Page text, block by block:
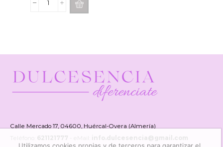
Spray
Difusor
et
Vert
100ml
cantidad
Calle Mercado 17, 04600, Huércal-Overa (Almería)
Teléfono: 621121777 info.dulcesencia@gmail.com